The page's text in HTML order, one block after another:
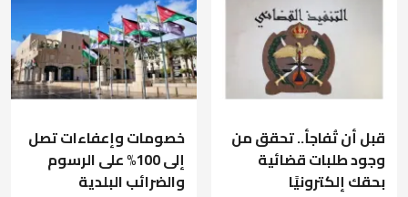
قبل أن تُفاجأ.. تحقق من
وجود طلبات قضائية
بحقك إلكترونيًا
خصومات وإعفاءات تصل
إلى 100% على الرسوم
والضرائب البلدية